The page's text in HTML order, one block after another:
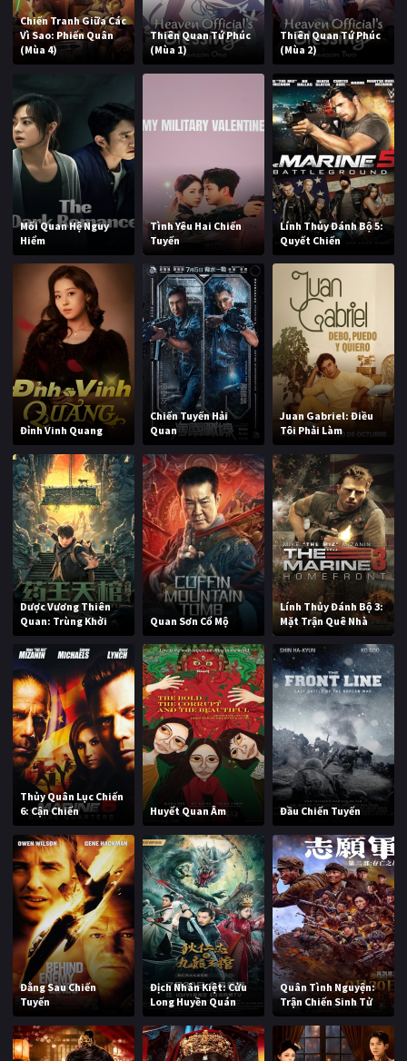
Chiến Tranh Giữa Các
Vì Sao: Phiến Quân
(Mùa 4)
Thiên Quan Tứ Phúc
(Mùa 1)
Thiên Quan Tứ Phúc
(Mùa 2)
Mối Quan Hệ Nguy
Hiểm
Tình Yêu Hai Chiến
Tuyến
Lính Thủy Đánh Bộ 5:
Quyết Chiến
Đỉnh Vinh Quang
Chiến Tuyến Hải
Quan
Juan Gabriel: Điều
Tôi Phải Làm
Dược Vương Thiên
Quan: Trùng Khởi
Quan Sơn Cổ Mộ
Lính Thủy Đánh Bộ 3:
Mặt Trận Quê Nhà
Thủy Quân Lục Chiến
6: Cận Chiến
Huyết Quan Âm Đầu Chiến Tuyến
Đằng Sau Chiến
Tuyến
Địch Nhân Kiệt: Cửu
Long Huyền Quán
Quân Tình Nguyện:
Trận Chiến Sinh Tử